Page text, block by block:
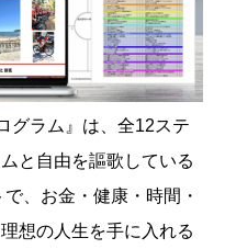
グラム』は、全12ステ
と自由を謳歌している
、お金・健康・時間・
想の人生を手に入れる